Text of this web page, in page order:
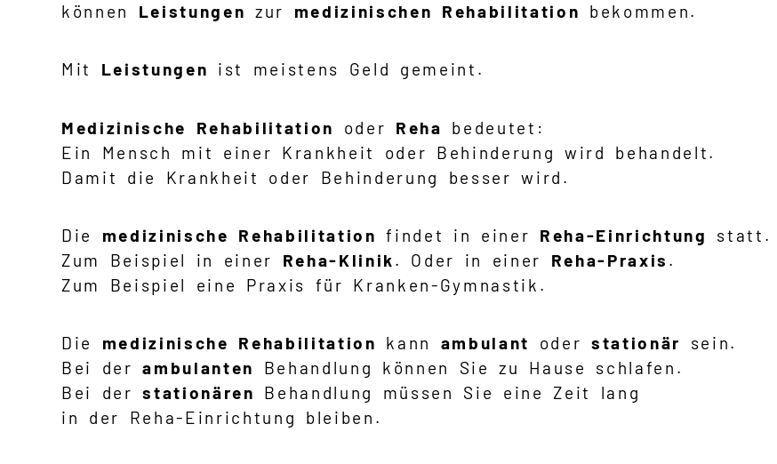
können Leistungen zur medizinischen Rehabilitation bekommen.
Mit Leistungen ist meistens Geld gemeint.
Medizinische Rehabilitation oder Reha
bedeutet:
Ein Mensch mit einer Krankheit oder Behinderung wird behandelt.
Damit die Krankheit oder Behinderung besser wird.
Die medizinische Rehabilitation findet in einer Reha-Einrichtung
statt.
Zum Beispiel in einer Reha-Klinik. Oder in einer Reha-Praxis .
Zum Beispiel eine Praxis für Kranken-Gymnastik.
Die medizinische Rehabilitation kann ambulant oderstationär
sein.
Bei derambulanten
Behandlung können Sie zu Hause schlafen.
Bei derstationären
Behandlung müssen Sie eine Zeit lang
in der Reha-Einrichtung bleiben.